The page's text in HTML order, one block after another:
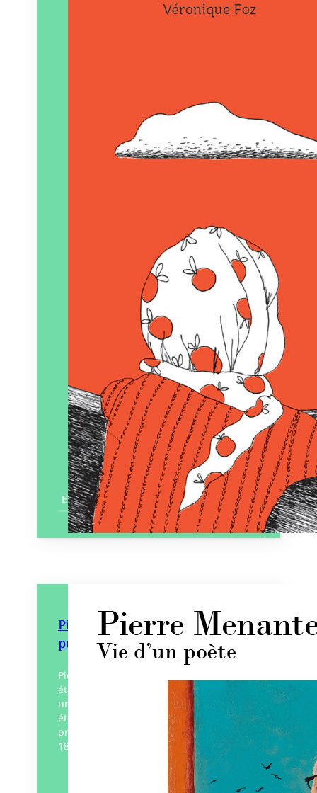
En savoir plus
Pierre Menanteau : Vie d’un
poète
Pierre Menanteau, célèbre poète vendéen
était également écrivain, peintre, avec
une connaissance disciplinaire très
étendue. Instituteur puis directeur d’école
primaire, il fut soldat durant la guerre 14-
18. Le…
Vent des lettres